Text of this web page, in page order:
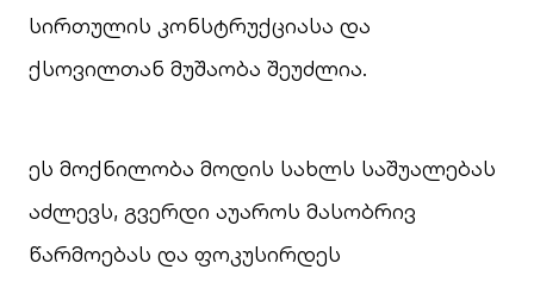
სირთულის კონსტრუქციასა და
ქსოვილთან მუშაობა შეუძლია.
ეს მოქნილობა მოდის სახლს საშუალებას
აძლევს, გვერდი აუაროს მასობრივ
წარმოებას და ფოკუსირდეს